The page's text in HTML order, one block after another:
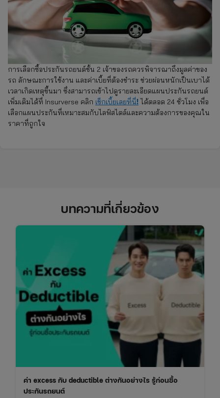
การเลือกซื้อประกันรถยนต์ชั้น 2 เจ้าของรถควรพิจารณาถึงมูลค่าของ
รถ ลักษณะการใช้งาน และค่าเบี้ยที่ต้องชำระ ช่วยผ่อนหนักเป็นเบาได้
เวลาเกิดเหตุขึ้นมา ซึ่งสามารถเข้าไปดูรายละเอียดแผนประกันรถยนต์
เพิ่มเติมได้ที่ Insurverse คลิก เช็กเบี้ยเลยที่นี่! ได้ตลอด 24 ชั่วโมง เพื่อ
เลือกแผนประกันที่เหมาะสมกับไลฟ์สไตล์และความต้องการของคุณใน
ราคาที่ถูกใจ
บทความที่เกี่ยวข้อง
ค่า excess กับ deductible ต่างกันอย่างไร รู้ก่อนซื้อ
ประกันรถยนต์